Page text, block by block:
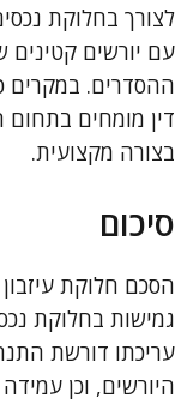
לצורך בחלוקת
עם יורשים
ההסדרים. במקרים
דין מומחים
בצורה מקצועית.
סיכום
הסכם חלוקת
גמישות בחלוקת
עריכתו דורשת
היורשים, וכן